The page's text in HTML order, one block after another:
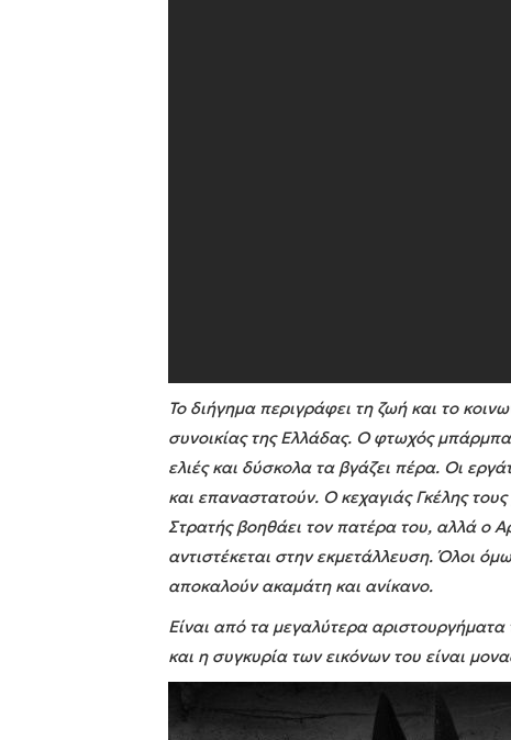
Το διήγημα περιγράφει τη ζωή και το
συνοικίας της Ελλάδας. Ο φτωχός
ελιές και δύσκολα τα βγάζει πέρα. Οι
και επαναστατούν. Ο κεχαγιάς Γκέλης
Στρατής βοηθάει τον πατέρα του, αλλά ο
αντιστέκεται στην εκμετάλλευση. Όλοι
αποκαλούν ακαμάτη και ανίκανο.
Είναι από τα μεγαλύτερα αριστουργήματα
και η συγκυρία των εικόνων του είναι